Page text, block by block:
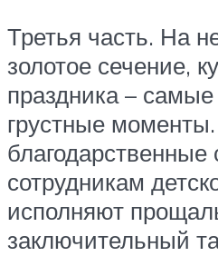
Третья часть. На
золотое сечение,
праздника –
грустные
благодарственные
сотрудникам
исполняют
заключительный